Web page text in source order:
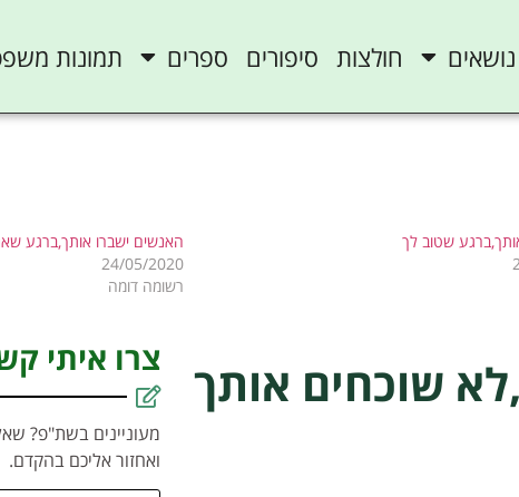
נושאים חולצות סיפורים ספרים תמונות
שטוב לך
האנשים ישברו אותך,ברגע
24/05/2020
רשומה דומה
שוכחים אותך
צרו איתי
מעוניינים בשת"פ?
ואחזור אליכם בהקדם.